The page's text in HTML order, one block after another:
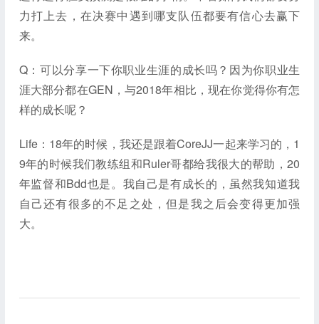
力打上去，在决赛中遇到哪支队伍都要有信心去赢下
来。
Q：可以分享一下你职业生涯的成长吗？因为你职业生
涯大部分都在GEN，与2018年相比，现在你觉得你有怎
样的成长呢？
Life：18年的时候，我还是跟着CoreJJ一起来学习的，1
9年的时候我们教练组和Ruler哥都给我很大的帮助，20
年监督和Bdd也是。我自己是有成长的，虽然我知道我
自己还有很多的不足之处，但是我之后会变得更加强
大。